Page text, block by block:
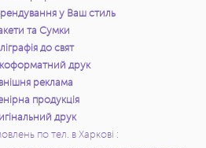
Замовити
грн. Замовити
Замовити
у Ваш стиль
та Сумки
до свят
друк
реклама
продукція
друк
по тел. в Харкові :